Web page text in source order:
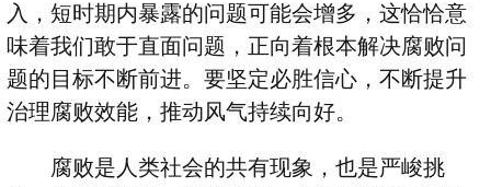
入，短时期内暴露的问题可能会增多，这恰恰意
味着我们敢于直面问题，正向着根本解决腐败问
题的目标不断前进。要坚定必胜信心，不断提升
治理腐败效能，推动风气持续向好。
腐败是人类社会的共有现象，也是严峻挑